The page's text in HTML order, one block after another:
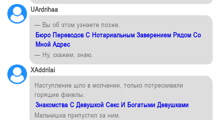
UArdrihaa
— Вы об этом узнаете позже.
Бюро Переводов С Нотариальным Заверением Рядом Со
Мной Адрес
— Ну, скажем, знаю.
XAddrilai
Наступление шло в молчании, только потрескивали
горящие факелы.
Знакомства С Девушкой Секс И Богатыми Девушками
Мальчишка припустил за ним.